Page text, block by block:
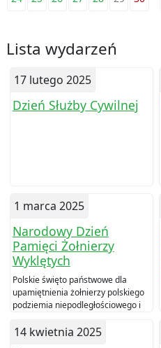
Lista wydarzeń
17 lutego 2025
Dzień Służby Cywilnej
1 marca 2025
Narodowy Dzień
Pamięci Żołnierzy
Wyklętych
Polskie święto państwowe dla
upamiętnienia żołnierzy polskiego
podziemia niepodległościowego i
14 kwietnia 2025